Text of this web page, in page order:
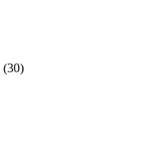
(30)